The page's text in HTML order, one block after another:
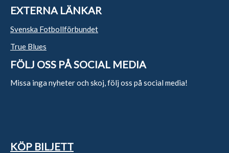
EXTERNA LÄNKAR
Svenska Fotbollförbundet
True Blues
FÖLJ OSS PÅ SOCIAL MEDIA
Missa inga nyheter och skoj, följ oss på social media!
KÖP BILJETT